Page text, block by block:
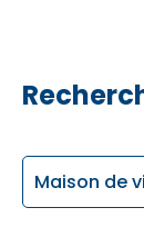
Maison de